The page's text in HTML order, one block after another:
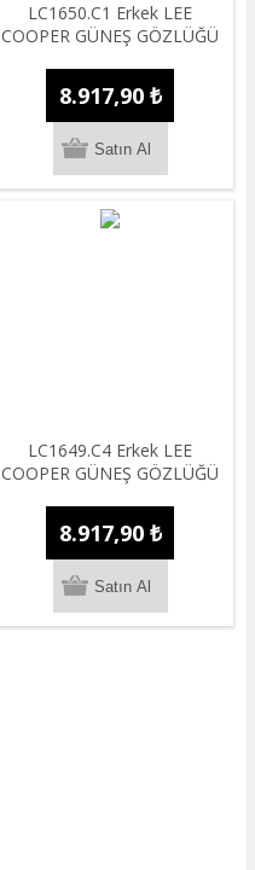
LC1650.C1 Erkek LEE
COOPER GÜNEŞ GÖZLÜĞÜ
8.917,90 ₺
LC1649.C4 Erkek LEE
COOPER GÜNEŞ GÖZLÜĞÜ
8.917,90 ₺